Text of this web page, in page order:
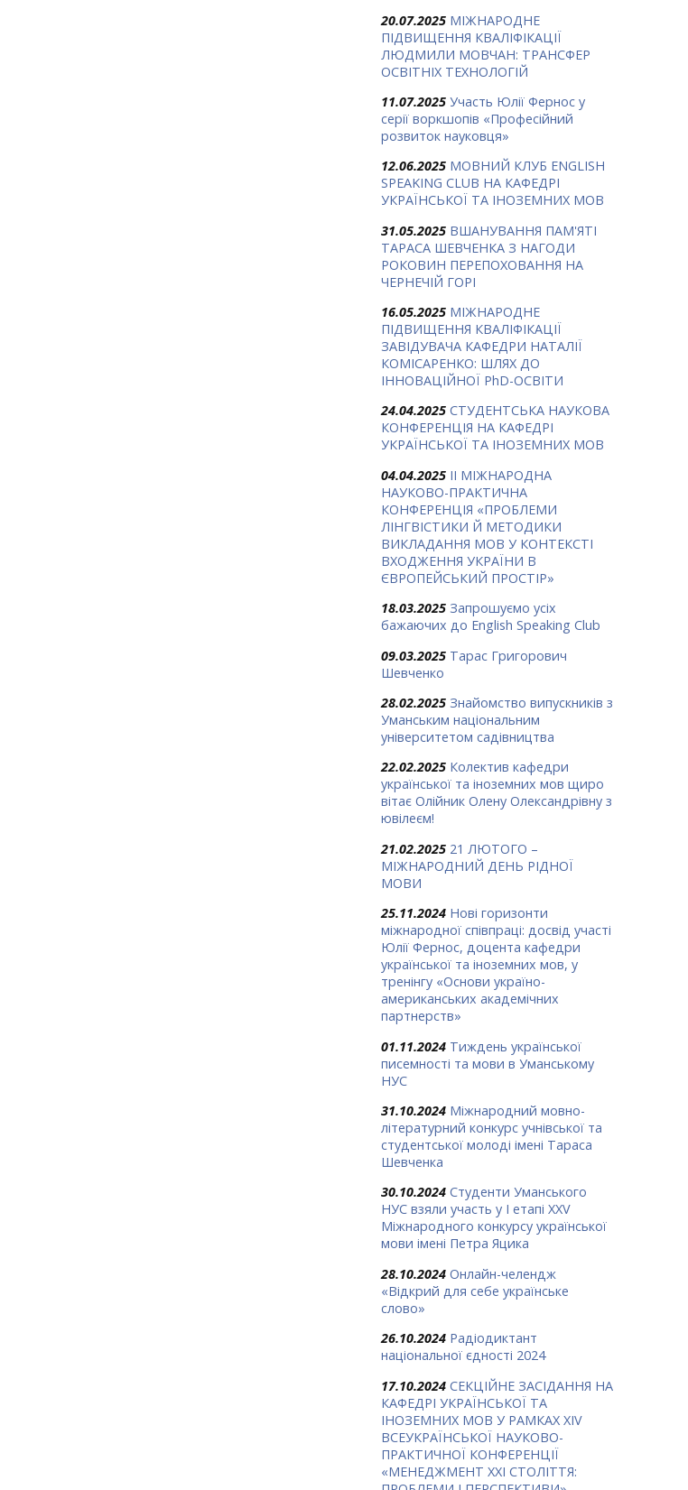
20.07.2025 МІЖНАРОДНЕ
ПІДВИЩЕННЯ КВАЛІФІКАЦІЇ
ЛЮДМИЛИ МОВЧАН: ТРАНСФЕР
ОСВІТНІХ ТЕХНОЛОГІЙ
11.07.2025 Участь Юлії Фернос у
серії воркшопів «Професійний
розвиток науковця»
12.06.2025 МОВНИЙ КЛУБ ENGLISH
SPEAKING CLUB НА КАФЕДРІ
УКРАЇНСЬКОЇ ТА ІНОЗЕМНИХ МОВ
31.05.2025 ВШАНУВАННЯ ПАМ'ЯТІ
ТАРАСА ШЕВЧЕНКА З НАГОДИ
РОКОВИН ПЕРЕПОХОВАННЯ НА
ЧЕРНЕЧІЙ ГОРІ
16.05.2025 МІЖНАРОДНЕ
ПІДВИЩЕННЯ КВАЛІФІКАЦІЇ
ЗАВІДУВАЧА КАФЕДРИ НАТАЛІЇ
КОМІСАРЕНКО: ШЛЯХ ДО
ІННОВАЦІЙНОЇ PhD-ОСВІТИ
24.04.2025 СТУДЕНТСЬКА НАУКОВА
КОНФЕРЕНЦІЯ НА КАФЕДРІ
УКРАЇНСЬКОЇ ТА ІНОЗЕМНИХ МОВ
04.04.2025 ІІ МІЖНАРОДНА
НАУКОВО-ПРАКТИЧНА
КОНФЕРЕНЦІЯ «ПРОБЛЕМИ
ЛІНГВІСТИКИ Й МЕТОДИКИ
ВИКЛАДАННЯ МОВ У КОНТЕКСТІ
ВХОДЖЕННЯ УКРАЇНИ В
ЄВРОПЕЙСЬКИЙ ПРОСТІР»
18.03.2025 Запрошуємо усіх
бажаючих до English Speaking Club
09.03.2025 Тарас Григорович
Шевченко
28.02.2025 Знайомство випускників з
Уманським національним
університетом садівництва
22.02.2025 Колектив кафедри
української та іноземних мов щиро
вітає Олійник Олену Олександрівну з
ювілеєм!
21.02.2025 21 ЛЮТОГО –
МІЖНАРОДНИЙ ДЕНЬ РІДНОЇ
МОВИ
25.11.2024 Нові горизонти
міжнародної співпраці: досвід участі
Юлії Фернос, доцента кафедри
української та іноземних мов, у
тренінгу «Основи україно-
американських академічних
партнерств»
01.11.2024 Тиждень української
писемності та мови в Уманському
НУС
31.10.2024 Міжнародний мовно-
літературний конкурс учнівської та
студентської молоді імені Тараса
Шевченка
30.10.2024 Студенти Уманського
НУС взяли участь у І етапі ХХV
Міжнародного конкурсу української
мови імені Петра Яцика
28.10.2024 Онлайн-челендж
«Відкрий для себе українське
слово»
26.10.2024 Радіодиктант
національної єдності 2024
17.10.2024 СЕКЦІЙНЕ ЗАСІДАННЯ НА
КАФЕДРІ УКРАЇНСЬКОЇ ТА
ІНОЗЕМНИХ МОВ У РАМКАХ ХIV
ВСЕУКРАЇНСЬКОЇ НАУКОВО-
ПРАКТИЧНОЇ КОНФЕРЕНЦІЇ
«МЕНЕДЖМЕНТ ХХІ СТОЛІТТЯ: